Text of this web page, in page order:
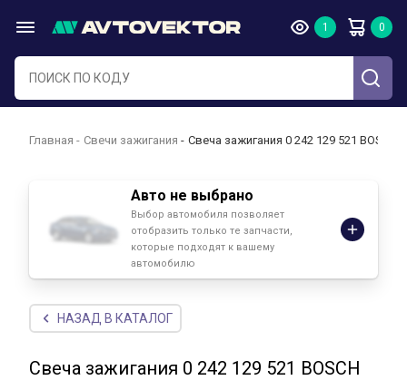
Главная Свечи зажигания Свеча зажигания 0 242 129 521 BOSCH
Авто не выбрано
Выбор автомобиля позволяет
отобразить только те запчасти,
которые подходят к вашему
автомобилю
НАЗАД В КАТАЛОГ
Свеча зажигания 0 242 129 521 BOSCH